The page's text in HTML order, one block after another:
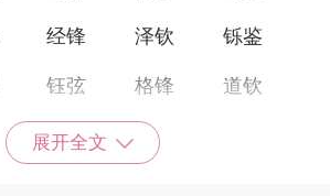
经锋 泽钦 铄鉴
钰弦 格锋 道钦
振钦 钧衍
展开全文